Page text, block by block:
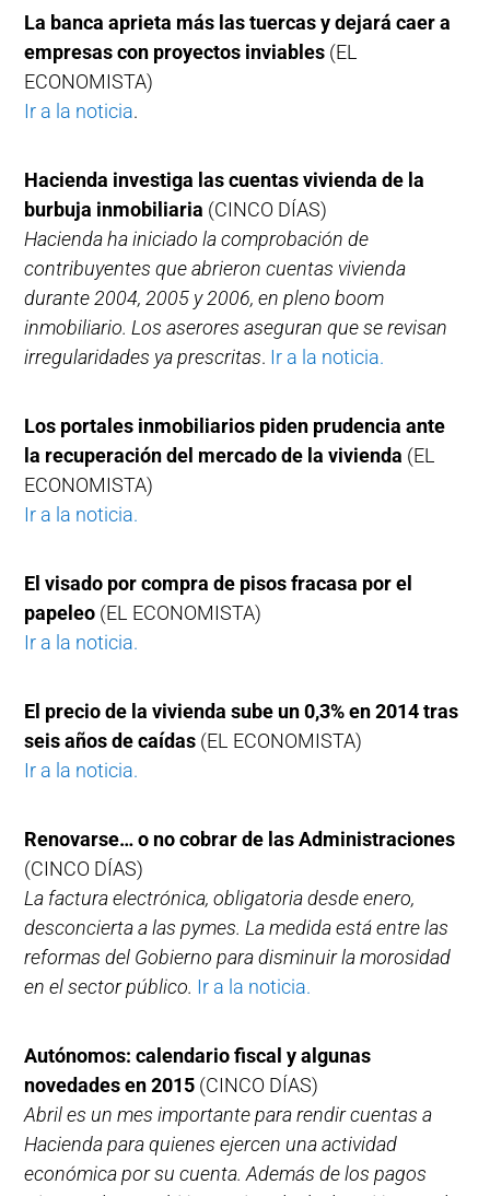
La banca aprieta más las tuercas y dejará caer a
empresas con proyectos inviables (EL
ECONOMISTA)
Ir a la noticia.
Hacienda investiga las cuentas vivienda de la
burbuja inmobiliaria (CINCO DÍAS)
Hacienda ha iniciado la comprobación de
contribuyentes que abrieron cuentas vivienda
durante 2004, 2005 y 2006, en pleno boom
inmobiliario. Los aserores aseguran que se revisan
irregularidades ya prescritas. Ir a la noticia.
Los portales inmobiliarios piden prudencia ante
la recuperación del mercado de la vivienda (EL
ECONOMISTA)
Ir a la noticia.
El visado por compra de pisos fracasa por el
papeleo (EL ECONOMISTA)
Ir a la noticia.
El precio de la vivienda sube un 0,3% en 2014 tras
seis años de caídas (EL ECONOMISTA)
Ir a la noticia.
Renovarse… o no cobrar de las Administraciones
(CINCO DÍAS)
La factura electrónica, obligatoria desde enero,
desconcierta a las pymes. La medida está entre las
reformas del Gobierno para disminuir la morosidad
en el sector público. Ir a la noticia.
Autónomos: calendario fiscal y algunas
novedades en 2015 (CINCO DÍAS)
Abril es un mes importante para rendir cuentas a
Hacienda para quienes ejercen una actividad
económica por su cuenta. Además de los pagos